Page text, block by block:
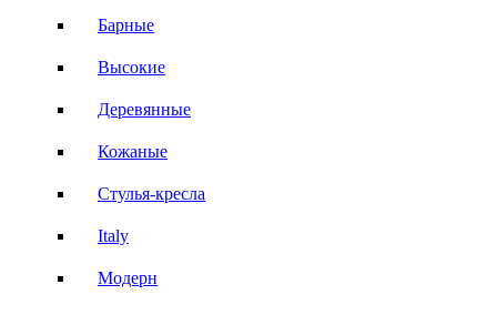
Барные
Высокие
Деревянные
Кожаные
Стулья-кресла
Italy
Модерн